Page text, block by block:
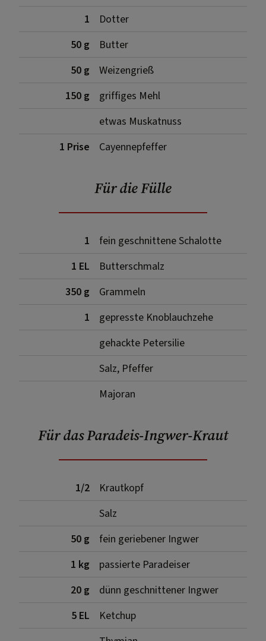
1
Dotter
50 g
Butter
50 g
Weizengrieß
150 g
griffiges Mehl
etwas Muskatnuss
1 Prise
Cayennepfeffer
Für die Fülle
1
fein geschnittene Schalotte
1 EL
Butterschmalz
350 g
Grammeln
1
gepresste Knoblauchzehe
gehackte Petersilie
Salz, Pfeffer
Majoran
Für das Paradeis-Ingwer-Kraut
1/2
Krautkopf
Salz
50 g
fein geriebener Ingwer
1 kg
passierte Paradeiser
20 g
dünn geschnittener Ingwer
5 EL
Ketchup